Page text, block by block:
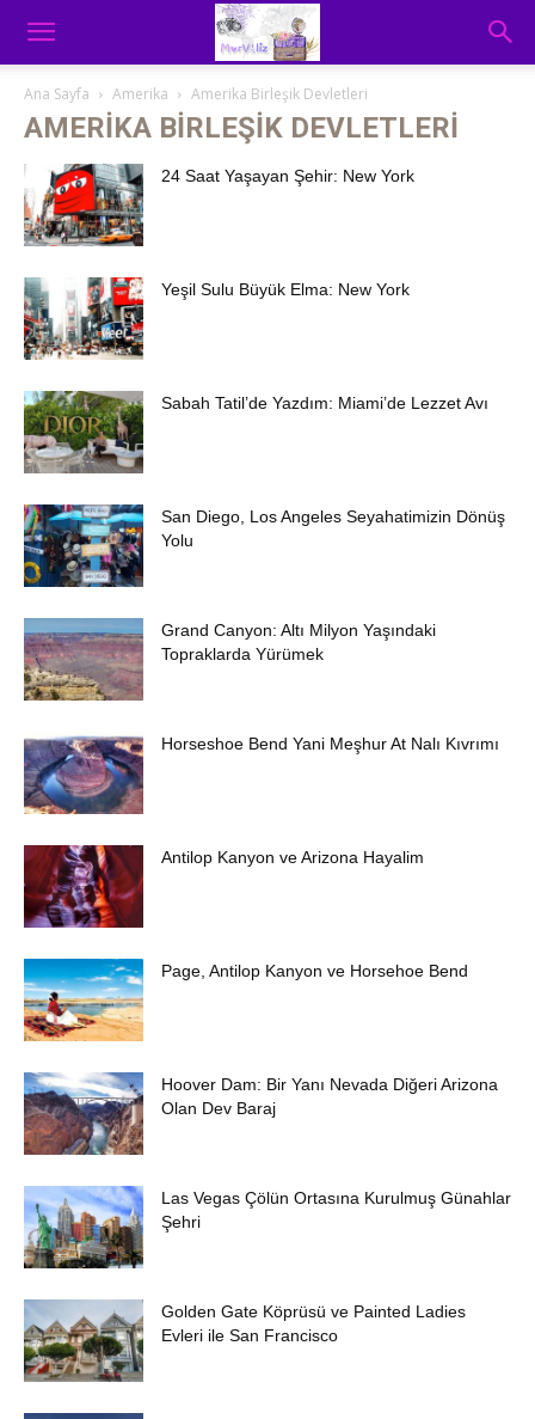
Ana Sayfa Amerika Amerika Birleşik Devletleri
AMERIKA BIRLEŞIK DEVLETLERI
24 Saat Yaşayan Şehir: New York
Yeşil Sulu Büyük Elma: New York
Sabah Tatil’de Yazdım: Miami’de Lezzet Avı
San Diego, Los Angeles Seyahatimizin Dönüş
Yolu
Grand Canyon: Altı Milyon Yaşındaki
Topraklarda Yürümek
Horseshoe Bend Yani Meşhur At Nalı Kıvrımı
Antilop Kanyon ve Arizona Hayalim
Page, Antilop Kanyon ve Horsehoe Bend
Hoover Dam: Bir Yanı Nevada Diğeri Arizona
Olan Dev Baraj
Las Vegas Çölün Ortasına Kurulmuş Günahlar
Şehri
Golden Gate Köprüsü ve Painted Ladies
Evleri ile San Francisco